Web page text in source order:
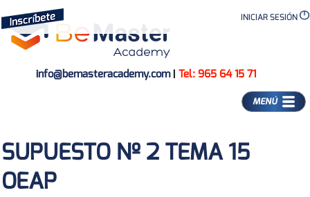
INICIAR SESIÓN
info@bemasteracademy.com| Tel: 965 64 15 71
MENÚ
SUPUESTO Nº 2 TEMA 15
OEAP